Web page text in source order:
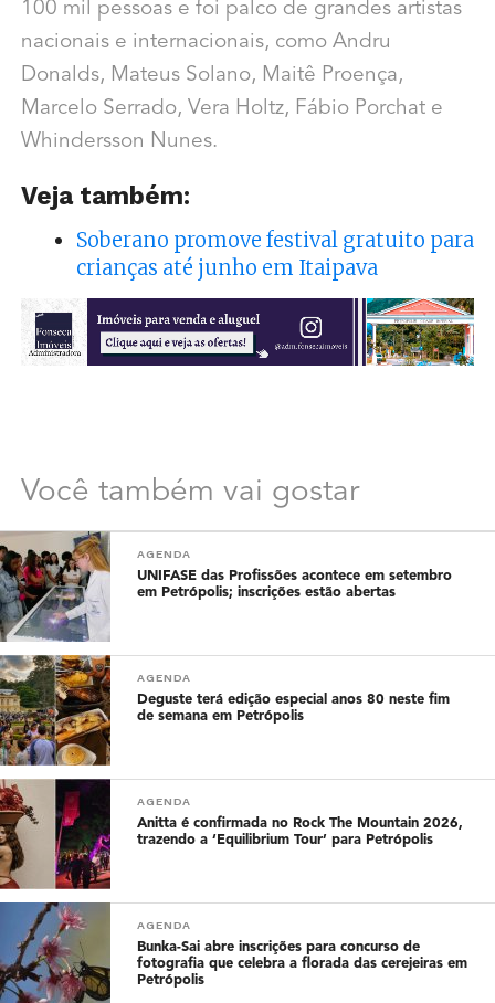
100 mil pessoas e foi palco de grandes artistas
nacionais e internacionais, como Andru
Donalds, Mateus Solano, Maitê Proença,
Marcelo Serrado, Vera Holtz, Fábio Porchat e
Whindersson Nunes.
Veja também:
Soberano promove festival gratuito para
crianças até junho em Itaipava
Você também vai gostar
AGENDA
UNIFASE das Profissões acontece em setembro
em Petrópolis; inscrições estão abertas
AGENDA
Deguste terá edição especial anos 80 neste fim
de semana em Petrópolis
AGENDA
Anitta é confirmada no Rock The Mountain 2026,
trazendo a ‘Equilibrium Tour’ para Petrópolis
AGENDA
Bunka-Sai abre inscrições para concurso de
fotografia que celebra a florada das cerejeiras em
Petrópolis